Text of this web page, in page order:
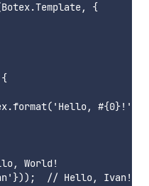
{
#{0}!',
World!